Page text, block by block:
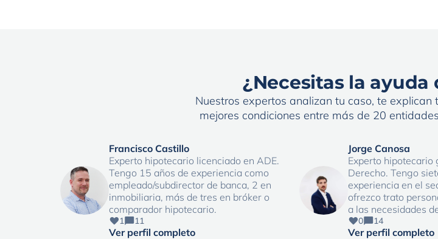
¿Necesitas la ayuda
Nuestros expertos analizan tu caso, te
mejores condiciones entre más de 20
Francisco Castillo
Experto hipotecario licenciado en ADE.
Tengo 15 años de experiencia como
empleado/subdirector de banca, 2 en
inmobiliaria, más de tres en bróker o
comparador hipotecario.
1 11
Ver perfil completo
Jorge Canosa
Experto hipotecario
Derecho. Tengo
experiencia en el
ofrezco trato
a las necesidades
0 14
Ver perfil completo